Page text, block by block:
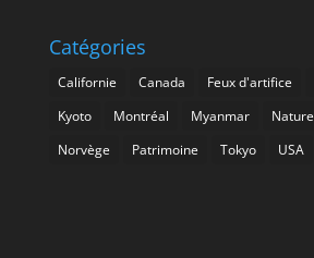
Catégories
Californie Canada Feux d'artifice
Kyoto
Montréal Myanmar Nature
Norvège
Patrimoine Tokyo USA